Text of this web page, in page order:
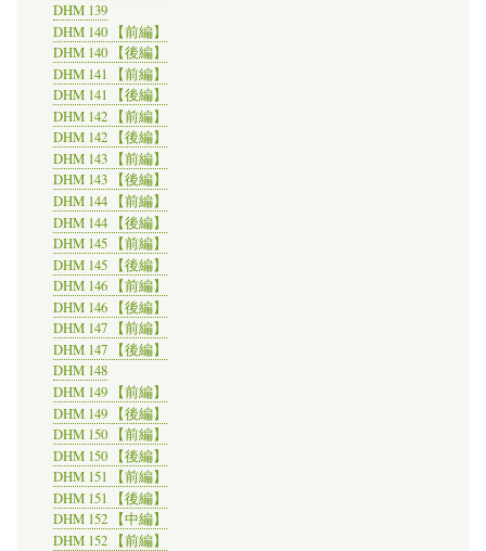
DHM 139
DHM 140 【前編】
DHM 140 【後編】
DHM 141 【前編】
DHM 141 【後編】
DHM 142 【前編】
DHM 142 【後編】
DHM 143 【前編】
DHM 143 【後編】
DHM 144 【前編】
DHM 144 【後編】
DHM 145 【前編】
DHM 145 【後編】
DHM 146 【前編】
DHM 146 【後編】
DHM 147 【前編】
DHM 147 【後編】
DHM 148
DHM 149 【前編】
DHM 149 【後編】
DHM 150 【前編】
DHM 150 【後編】
DHM 151 【前編】
DHM 151 【後編】
DHM 152 【中編】
DHM 152 【前編】